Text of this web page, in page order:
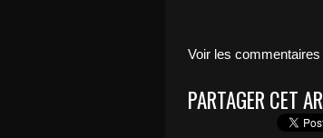
Voir les commentaires
PARTAGER CET